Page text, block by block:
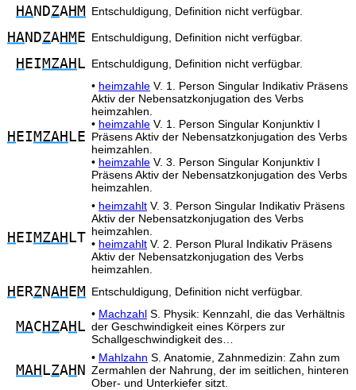
HANDZAHM Entschuldigung, Definition nicht verfügbar.
HANDZAHM E Entschuldigung, Definition nicht verfügbar.
H EI MZAH L Entschuldigung, Definition nicht verfügbar.
H EI MZAH LE
• heimzahle V. 1. Person Singular Indikativ Präsens
Aktiv der Nebensatzkonjugation des Verbs
heimzahlen.
• heimzahle V. 1. Person Singular Konjunktiv I
Präsens Aktiv der Nebensatzkonjugation des Verbs
heimzahlen.
• heimzahle V. 3. Person Singular Konjunktiv I
Präsens Aktiv der Nebensatzkonjugation des Verbs
heimzahlen.
H EI MZAH LT
• heimzahlt V. 3. Person Singular Indikativ Präsens
Aktiv der Nebensatzkonjugation des Verbs
heimzahlen.
• heimzahlt V. 2. Person Plural Indikativ Präsens
Aktiv der Nebensatzkonjugation des Verbs
heimzahlen.
H ERZNAH EM Entschuldigung, Definition nicht verfügbar.
MAC HZAH L
• Machzahl S. Physik: Kennzahl, die das Verhältnis
der Geschwindigkeit eines Körpers zur
Schallgeschwindigkeit des…
MAH LZAH N
• Mahlzahn S. Anatomie, Zahnmedizin: Zahn zum
Zermahlen der Nahrung, der im seitlichen, hinteren
Ober- und Unterkiefer sitzt.